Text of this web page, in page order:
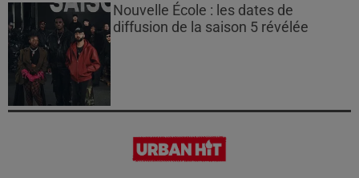
Nouvelle École : les dates de
diffusion de la saison 5 révélée